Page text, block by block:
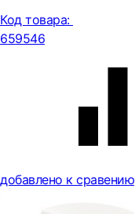
Код товара:
659546
добавлено к сравению